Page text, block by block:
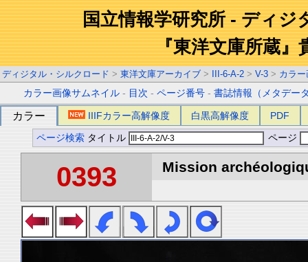
国立情報学研究所 - ディジ
『東洋文庫所蔵』
ディジタル・シルクロード > 東洋文庫アーカイブ > III-6-A-2 > V-3 > カラ
カラー画像サムネイル - 目次 -ページ番号 -書誌情報（メタデー
カラー IIIFカラー高解像度 白黒高解像度 PDF
ページ検索 タイトル ページ
0393 Mission